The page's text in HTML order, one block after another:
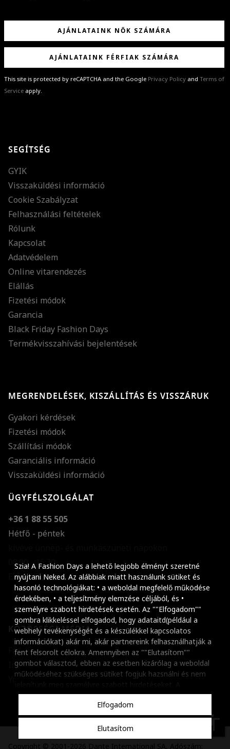
Szia! A Fashion Days a lehető legjobb élményt szeretné
nyújtani Neked. Az alábbiak miatt használunk sütiket és
hasonló technológiákat: • a weboldal megfelelő működése
érdekében, • a teljesítmény elemzése céljából, és •
személyre szabott hirdetések esetén. Az ""Elfogadom""
gombra klikkeléssel elfogadod, hogy adataitd(például a
webhely tevékenységét és a készülékkel kapcsolatos
információkat) akár mi, akár partnereink felhasználhatják a
fent felsorolt célokra. Amennyiben az ""Elutasítom""
gombot választod, ebben az esetben kizárólag a weboldal
működéséhez szükséges sütiket fogjuk hazsnálni és nem
beállításaidat bármikor módosíthatod, a ""Beállítások
kezelése"" gombra kattintva. Tudj meg többet
szabályzatunkról.
Elfogadom
Elutasítom
AJÁNLATAINK NŐK SZÁMÁRA
AJÁNLATAINK FÉRFIAK SZÁMÁRA
This site is protected by reCAPTCHA and the Google Privacy Policy and Terms of
Service apply.
különleges ajánlatainkat és stílustippjeinket!
SEGÍTSÉG
GYIK
Visszaküldési információ
Cookie Szabályzat
Felhasználási feltételek
Rólunk
Kapcsolat
Adatvédelem
Online vitarendezés
Elállás
Fizetési módok
Garancia
Black Friday Fashion Days
Termékvisszahívási bejelentések
MEGRENDELÉSEK, KISZÁLLÍTÁS ÉS VISSZÁRUK
Gyakori kérdések
Fizetési módok
Szállítási módok
Garanciális információ
Visszaküldési információ
ÜGYFÉLSZOLGÁLAT
+36 1 88 55 505
Hétfő - péntek
08:00 - 16:30
E-mail küldése
KÖZÖSSÉGI MÉDIA
Facebook
Instagram
Youtube
Copyright © 2001-2026 Dante International SA, Adószám:
accessibility
Szöveg méretének
Szóköz növelése
Szóköz csökkentése
Sortávolság
Sortávolság
Színek invertálása
Szürke
Nagy kurzor